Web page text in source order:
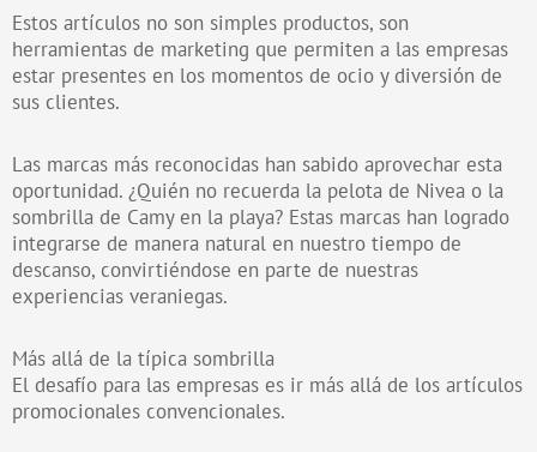
Estos artículos no son simples productos, son
herramientas de marketing que permiten a las empresas
estar presentes en los momentos de ocio y diversión de
sus clientes.
Las marcas más reconocidas han sabido aprovechar esta
oportunidad. ¿Quién no recuerda la pelota de Nivea o la
sombrilla de Camy en la playa? Estas marcas han logrado
integrarse de manera natural en nuestro tiempo de
descanso, convirtiéndose en parte de nuestras
experiencias veraniegas.
Más allá de la típica sombrilla
El desafío para las empresas es ir más allá de los artículos
promocionales convencionales.